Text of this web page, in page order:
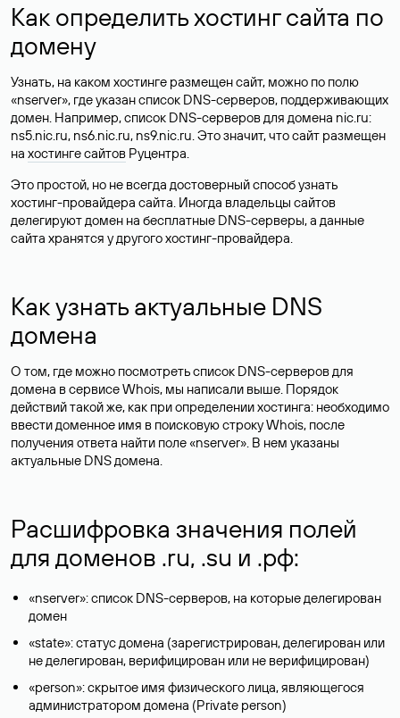
Как определить хостинг сайта по
домену
Узнать, на каком хостинге размещен сайт, можно по полю
«nserver», где указан список DNS-серверов, поддерживающих
домен. Например, список DNS-серверов для домена nic.ru:
ns5.nic.ru, ns6.nic.ru, ns9.nic.ru. Это значит, что сайт размещен
на хостинге сайтов Руцентра.
Это простой, но не всегда достоверный способ узнать
хостинг-провайдера сайта. Иногда владельцы сайтов
делегируют домен на бесплатные DNS-серверы, а данные
сайта хранятся у другого хостинг-провайдера.
Как узнать актуальные DNS
домена
О том, где можно посмотреть список DNS-серверов для
домена в сервисе Whois, мы написали выше. Порядок
действий такой же, как при определении хостинга: необходимо
ввести доменное имя в поисковую строку Whois, после
получения ответа найти поле «nserver». В нем указаны
актуальные DNS домена.
Расшифровка значения полей
для доменов .ru, .su и .рф:
«nserver»: список DNS-серверов, на которые делегирован
домен
«state»: статус домена (зарегистрирован, делегирован или
не делегирован, верифицирован или не верифицирован)
«person»: скрытое имя физического лица, являющегося
администратором домена (Privatе person)